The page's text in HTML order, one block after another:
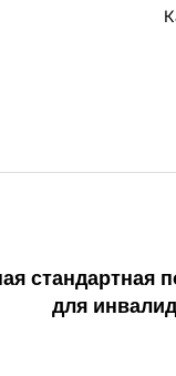
стандартная
для